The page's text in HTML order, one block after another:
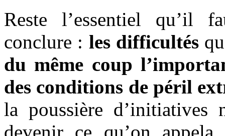
Reste l’essentiel qu’il
conclure : les difficultés
du même coup
des conditions de péril
la poussière
devenir ce qu’on